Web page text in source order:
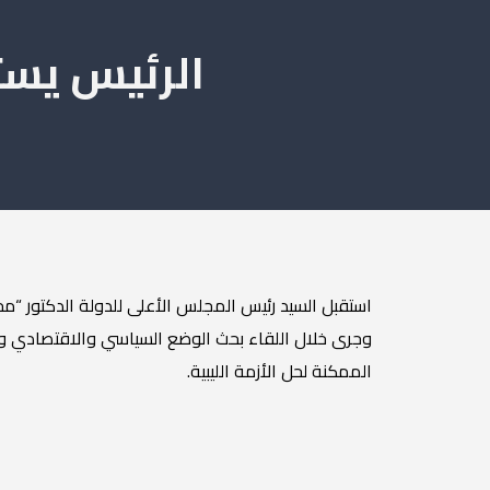
الرئيس
استقبل السيد رئيس المجلس الأعلى للدولة الدكتور
وجرى خلال اللقاء بحث الوضع السياسي والاقتصادي
الممكنة لحل الأزمة الليبية.